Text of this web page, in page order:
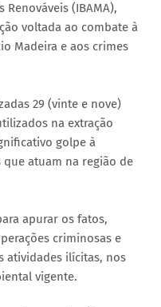
(IBAMA),
voltada ao combate à
Madeira e aos crimes
29 (vinte e nove)
na extração
golpe à
atuam na região de
apurar os fatos,
criminosas e
atividades ilícitas, nos
vigente.